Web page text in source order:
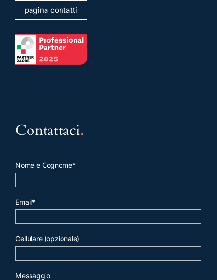
pagina contatti
Contattaci.
Nome e Cognome*
Email*
Cellulare (opzionale)
Messaggio